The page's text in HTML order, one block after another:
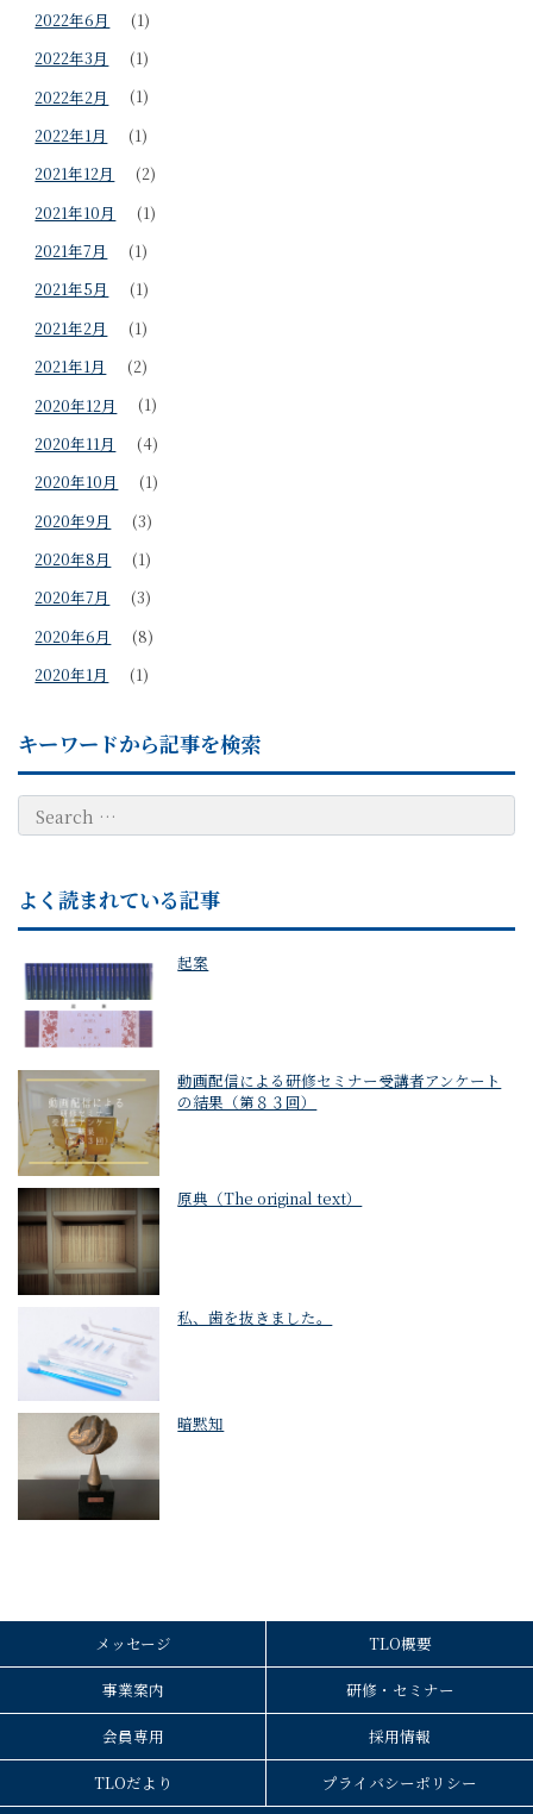
2022年6月
(1)
2022年3月
(1)
2022年2月
(1)
2022年1月
(1)
2021年12月
(2)
2021年10月
(1)
2021年7月
(1)
2021年5月
(1)
2021年2月
(1)
2021年1月
(2)
2020年12月
(1)
2020年11月
(4)
2020年10月
(1)
2020年9月
(3)
2020年8月
(1)
2020年7月
(3)
2020年6月
(8)
2020年1月
(1)
キーワードから記事を検索
よく読まれている記事
起案
動画配信による研修セミナー受講者アンケート
の結果（第８３回）
原典（The original text）
私、歯を抜きました。
暗黙知
メッセージ TLO概要
事業案内 研修・セミナー
会員専用 採用情報
TLOだより プライバシーポリシー